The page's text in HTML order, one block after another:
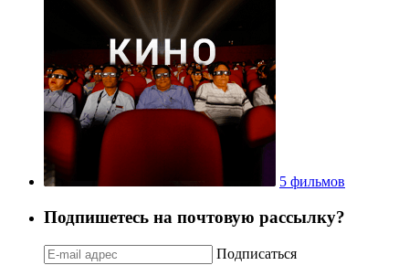
5 фильмов
Подпишетесь на почтовую рассылку?
Подписаться